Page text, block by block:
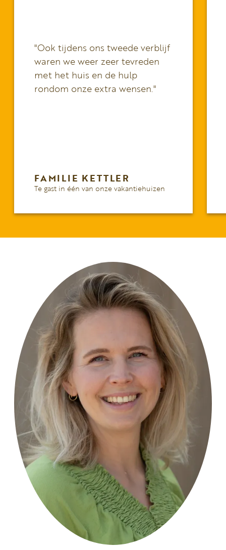
"Ook tijdens ons tweede verblijf
waren we weer zeer tevreden
met het huis en de hulp
rondom onze extra wensen."
FAMILIE KETTLER
Te gast in één van onze vakantiehuizen